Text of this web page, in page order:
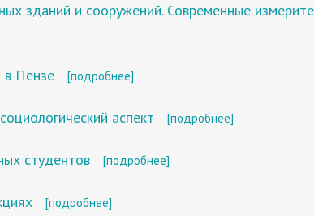
зданий и сооружений. Современные
в Пензе [подробнее]
аспект [подробнее]
студентов [подробнее]
[подробнее]